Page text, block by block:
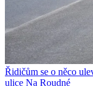
Řidičům se o něco
ulice Na Roudné